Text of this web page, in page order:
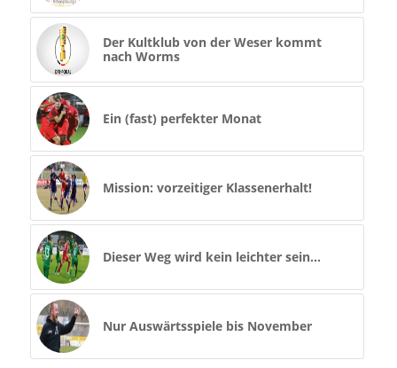
Der Kultklub von der Weser kommt
nach Worms
Ein (fast) perfekter Monat
Mission: vorzeitiger Klassenerhalt!
Dieser Weg wird kein leichter sein…
Nur Auswärtsspiele bis November